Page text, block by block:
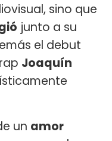
sino que
junto a su
el debut
Joaquín
un amor